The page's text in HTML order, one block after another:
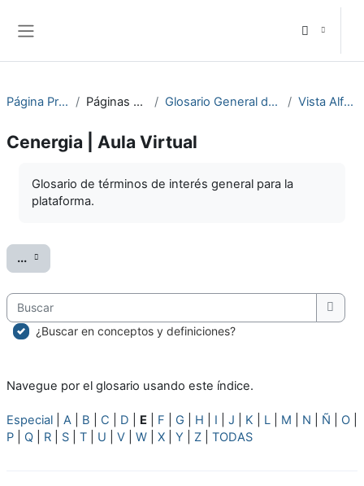
Página Principal Páginas del sitio Glosario General de Términos Vista Alfabética
Cenergia | Aula Virtual
Glosario de términos de interés general para la
plataforma.
... Exportar entradas
Buscar
¿Buscar en conceptos y definiciones?
Navegue por el glosario usando este índice.
Especial A B C D E F G H I J K L M N Ñ O
P
Q R S T U V W X Y Z TODAS